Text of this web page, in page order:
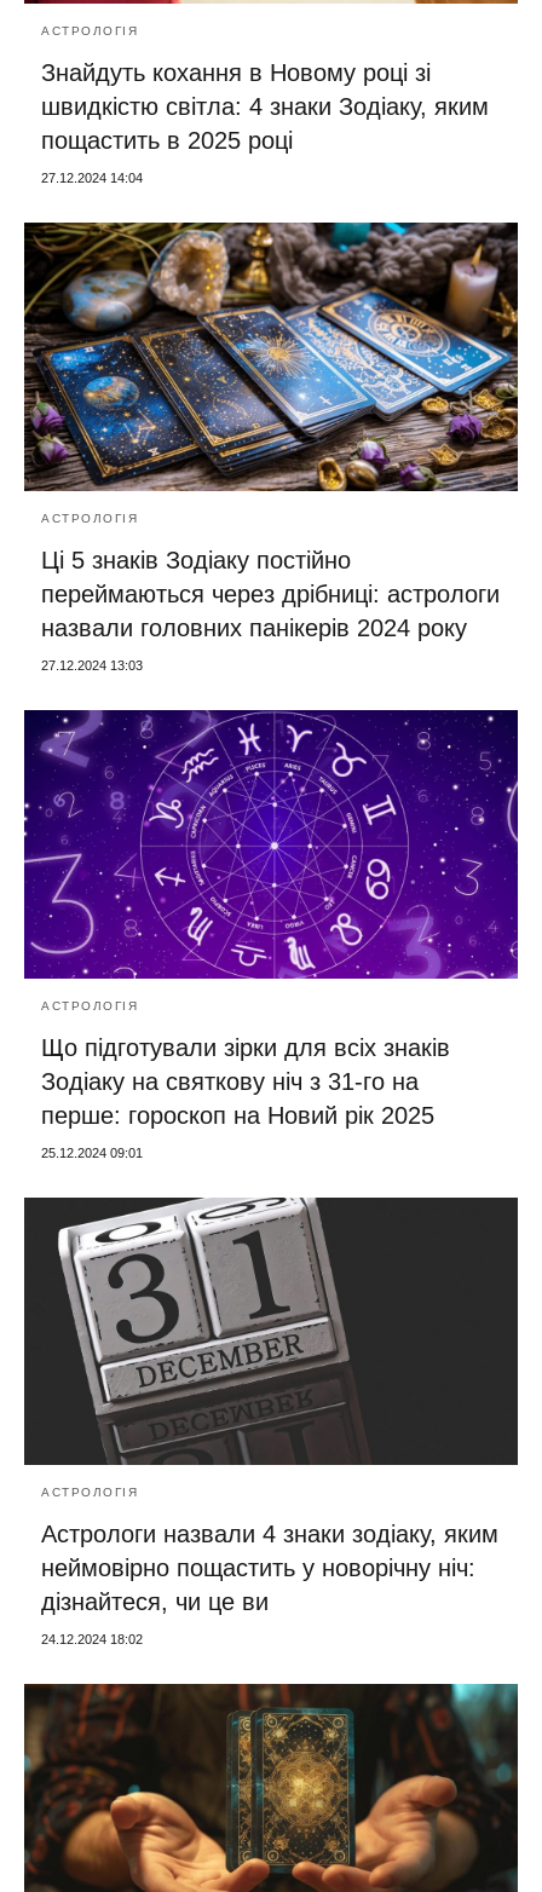
АСТРОЛОГІЯ
Знайдуть кохання в Новому році зі
швидкістю світла: 4 знаки Зодіаку, яким
пощастить в 2025 році
27.12.2024 14:04
АСТРОЛОГІЯ
Ці 5 знаків Зодіаку постійно
переймаються через дрібниці: астрологи
назвали головних панікерів 2024 року
27.12.2024 13:03
АСТРОЛОГІЯ
Що підготували зірки для всіх знаків
Зодіаку на святкову ніч з 31-го на
перше: гороскоп на Новий рік 2025
25.12.2024 09:01
АСТРОЛОГІЯ
Астрологи назвали 4 знаки зодіаку, яким
неймовірно пощастить у новорічну ніч:
дізнайтеся, чи це ви
24.12.2024 18:02